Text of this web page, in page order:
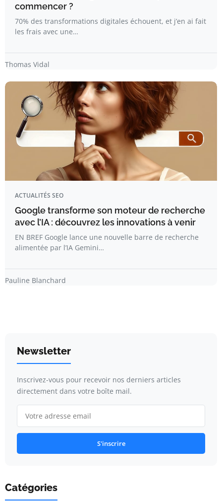
commencer ?
70% des transformations digitales échouent, et j’en ai fait
les frais avec une…
Thomas Vidal
ACTUALITÉS SEO
Google transforme son moteur de recherche
avec l’IA : découvrez les innovations à venir
EN BREF Google lance une nouvelle barre de recherche
alimentée par l’IA Gemini…
Pauline Blanchard
Newsletter
Inscrivez-vous pour recevoir nos derniers articles
directement dans votre boîte mail.
S'inscrire
Catégories